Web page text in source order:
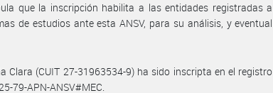
que la inscripción habilita a las entidades registradas a
de estudios ante esta ANSV, para su análisis, y eventual
Clara (CUIT 27-31963534-9) ha sido inscripta en el registro
79-APN-ANSV#MEC.